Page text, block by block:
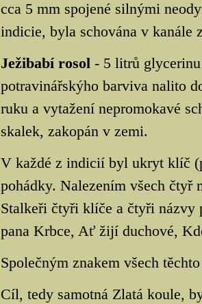
cca 5 mm spojené silnými
indicie, byla schována v kanále
Ježibabí rosol- 5 litrů glycerinu
potravinářskýho barviva nalito
ruku a vytažení nepromokavé
skalek, zakopán v zemi.
V každé z indicií byl ukryt klíč
pohádky. Nalezením všech čtyř
Stalkeři čtyři klíče a čtyři názvy
pana Krbce, Ať žijí duchové,
Společným znakem všech
Cíl, tedy samotná Zlatá koule,